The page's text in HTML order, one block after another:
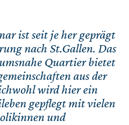
ist seit je her geprägt
nach St.Gallen. Das
Quartier bietet
aus der
wird hier ein
gepflegt mit vielen
und